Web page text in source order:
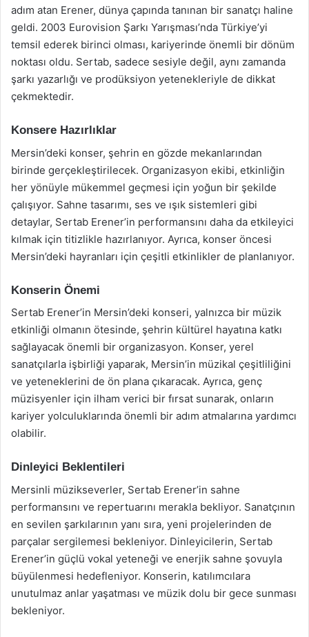
adım atan Erener, dünya çapında tanınan bir sanatçı haline
geldi. 2003 Eurovision Şarkı Yarışması’nda Türkiye’yi
temsil ederek birinci olması, kariyerinde önemli bir dönüm
noktası oldu. Sertab, sadece sesiyle değil, aynı zamanda
şarkı yazarlığı ve prodüksiyon yetenekleriyle de dikkat
çekmektedir.
Konsere Hazırlıklar
Mersin’deki konser, şehrin en gözde mekanlarından
birinde gerçekleştirilecek. Organizasyon ekibi, etkinliğin
her yönüyle mükemmel geçmesi için yoğun bir şekilde
çalışıyor. Sahne tasarımı, ses ve ışık sistemleri gibi
detaylar, Sertab Erener’in performansını daha da etkileyici
kılmak için titizlikle hazırlanıyor. Ayrıca, konser öncesi
Mersin’deki hayranları için çeşitli etkinlikler de planlanıyor.
Konserin Önemi
Sertab Erener’in Mersin’deki konseri, yalnızca bir müzik
etkinliği olmanın ötesinde, şehrin kültürel hayatına katkı
sağlayacak önemli bir organizasyon. Konser, yerel
sanatçılarla işbirliği yaparak, Mersin’in müzikal çeşitliliğini
ve yeteneklerini de ön plana çıkaracak. Ayrıca, genç
müzisyenler için ilham verici bir fırsat sunarak, onların
kariyer yolculuklarında önemli bir adım atmalarına yardımcı
olabilir.
Dinleyici Beklentileri
Mersinli müzikseverler, Sertab Erener’in sahne
performansını ve repertuarını merakla bekliyor. Sanatçının
en sevilen şarkılarının yanı sıra, yeni projelerinden de
parçalar sergilemesi bekleniyor. Dinleyicilerin, Sertab
Erener’in güçlü vokal yeteneği ve enerjik sahne şovuyla
büyülenmesi hedefleniyor. Konserin, katılımcılara
unutulmaz anlar yaşatması ve müzik dolu bir gece sunması
bekleniyor.